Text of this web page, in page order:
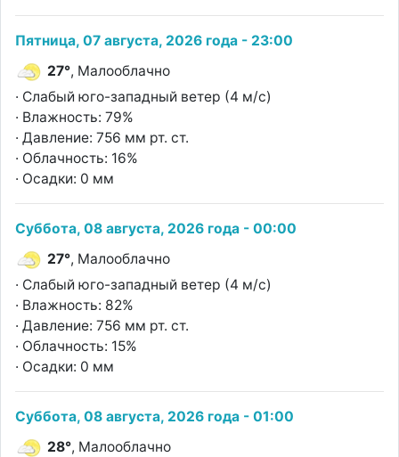
Пятница, 07 августа, 2026 года - 23:00
27°, Малооблачно
· Слабый юго-западный ветер (4 м/с)
· Влажность: 79%
· Давление: 756 мм рт. ст.
· Облачность: 16%
· Осадки: 0 мм
Суббота, 08 августа, 2026 года - 00:00
27°, Малооблачно
· Слабый юго-западный ветер (4 м/с)
· Влажность: 82%
· Давление: 756 мм рт. ст.
· Облачность: 15%
· Осадки: 0 мм
Суббота, 08 августа, 2026 года - 01:00
28°, Малооблачно